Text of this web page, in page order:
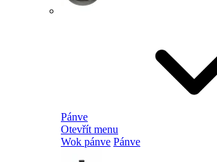
Pánve
Otevřít menu
Wok pánve Pánve